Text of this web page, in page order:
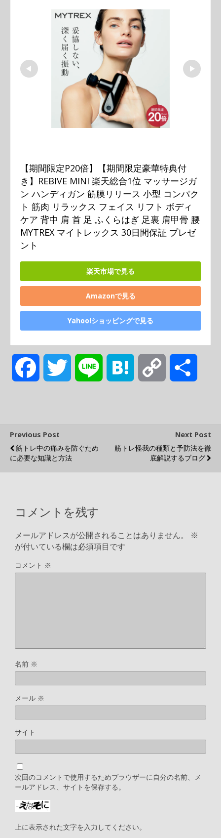
【期間限定P20倍】【期間限定豪華特典付
き】REBIVE MINI 楽天総合1位 マッサージガ
ン ハンディガン 筋膜リリース 小型 コンパク
ト 筋肉 リラックス フェイス リフト ボディ
ケア 背中 肩 首 足 ふくらはぎ 足裏 肩甲骨 腰
MYTREX マイトレックス 30日間保証 プレゼ
ント
楽天市場で見る
Amazonで見る
Yahoo!ショッピングで見る
e
o
o
t
r
e y
n
Previous Post
筋トレ中の痛みを防ぐため
に必要な知識と方法
Next Post
筋トレ怪我の種類と予防法を徹
底解説するブログ
コメントを残す
メールアドレスが公開されることはありません。
※
が付いている欄は必須項目です
コメント ※
名前 ※
メール ※
サイト
次回のコメントで使用するためブラウザーに自分の名前、メ
ールアドレス、サイトを保存する。
上に表示された文字を入力してください。